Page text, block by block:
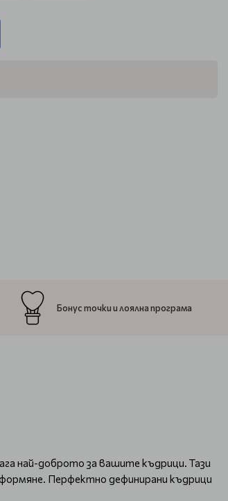
Бонус точки и лоялна програма
най-доброто за вашите къдрици. Тази
Перфектно дефинирани къдрици